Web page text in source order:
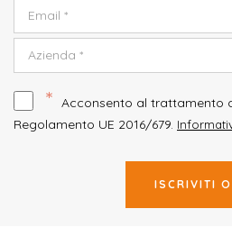
* Acconsento al trattamento
Regolamento UE 2016/679.
ISCRIVITI